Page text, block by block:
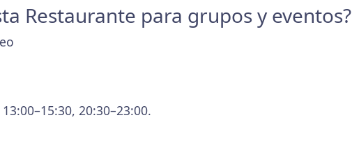
Restaurante para grupos y eventos?
20:30–23:00.